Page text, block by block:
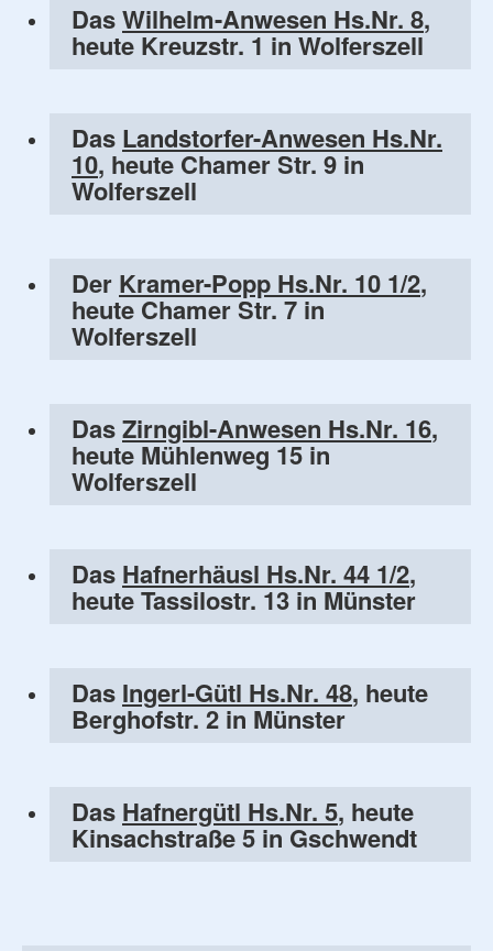
DasWilhelm-Anwesen Hs.Nr. 8,
heute Kreuzstr. 1 in Wolferszell
Das Landstorfer-Anwesen Hs.Nr.
10, heute Chamer Str. 9 in
Wolferszell
Der Kramer-Popp Hs.Nr. 10 1/2,
heute Chamer Str. 7 in
Wolferszell
DasZirngibl-Anwesen Hs.Nr. 16,
heute Mühlenweg 15 in
Wolferszell
Das Hafnerhäusl Hs.Nr. 44 1/2,
heute Tassilostr. 13 in Münster
Das Ingerl-Gütl Hs.Nr. 48, heute
Berghofstr. 2 in Münster
Das Hafnergütl Hs.Nr. 5, heute
Kinsachstraße 5 in Gschwendt